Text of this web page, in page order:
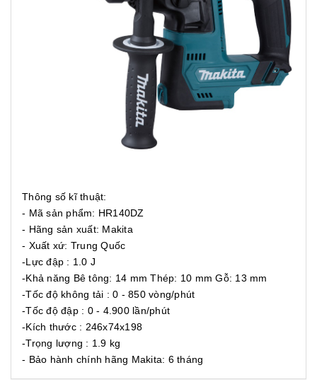
Thông số kĩ thuật:
- Mã sản phẩm: HR140DZ
- Hãng sản xuất: Makita
- Xuất xứ: Trung Quốc
-Lực đập : 1.0 J
-Khả năng Bê tông: 14 mm Thép: 10 mm Gỗ: 13 mm
-Tốc độ không tải : 0 - 850 vòng/phút
-Tốc độ đập : 0 - 4.900 lần/phút
-Kích thước : 246x74x198
-Trọng lượng : 1.9 kg
- Bảo hành chính hãng Makita: 6 tháng